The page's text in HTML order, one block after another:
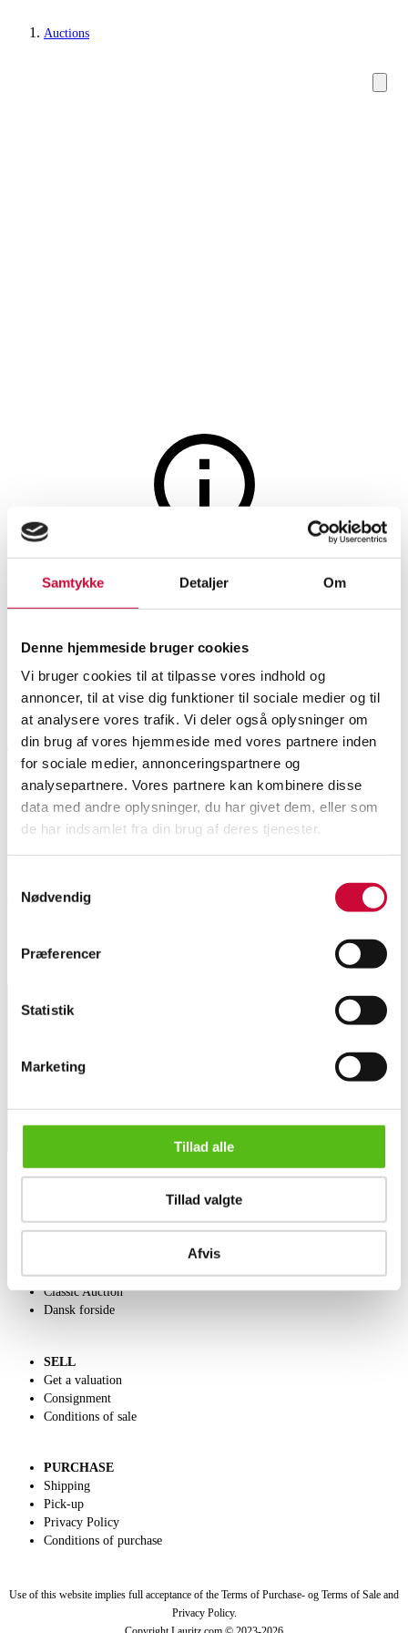
Samtykke Detaljer Om
Denne hjemmeside bruger cookies
Vi bruger cookies til at tilpasse vores indhold og
annoncer, til at vise dig funktioner til sociale medier og til
at analysere vores trafik. Vi deler også oplysninger om
din brug af vores hjemmeside med vores partnere inden
for sociale medier, annonceringspartnere og
analysepartnere. Vores partnere kan kombinere disse
data med andre oplysninger, du har givet dem, eller som
de har indsamlet fra din brug af deres tjenester.
Nødvendig
Præferencer
Statistik
Marketing
Tillad alle
Tillad valgte
Afvis
Auctions
Garden furniture
China's. Folding table - Model Butterfly. Matt black
The auction is closed
China's. Folding table - Model
Butterfly. Matt black
SHOWROOM
København
ESTIMATE
DKK 3,000
ITEM NUMBER
6528093
Description
Cinas Folding table model butterfly. Made of solid black painted teak.
ABOUT US
Charity
Classic Auction
Dansk forside
SELL
Get a valuation
Consignment
Conditions of sale
PURCHASE
Shipping
Pick-up
Privacy Policy
Conditions of purchase
Use of this website implies full acceptance of the Terms of Purchase- og Terms of Sale and
Privacy Policy.